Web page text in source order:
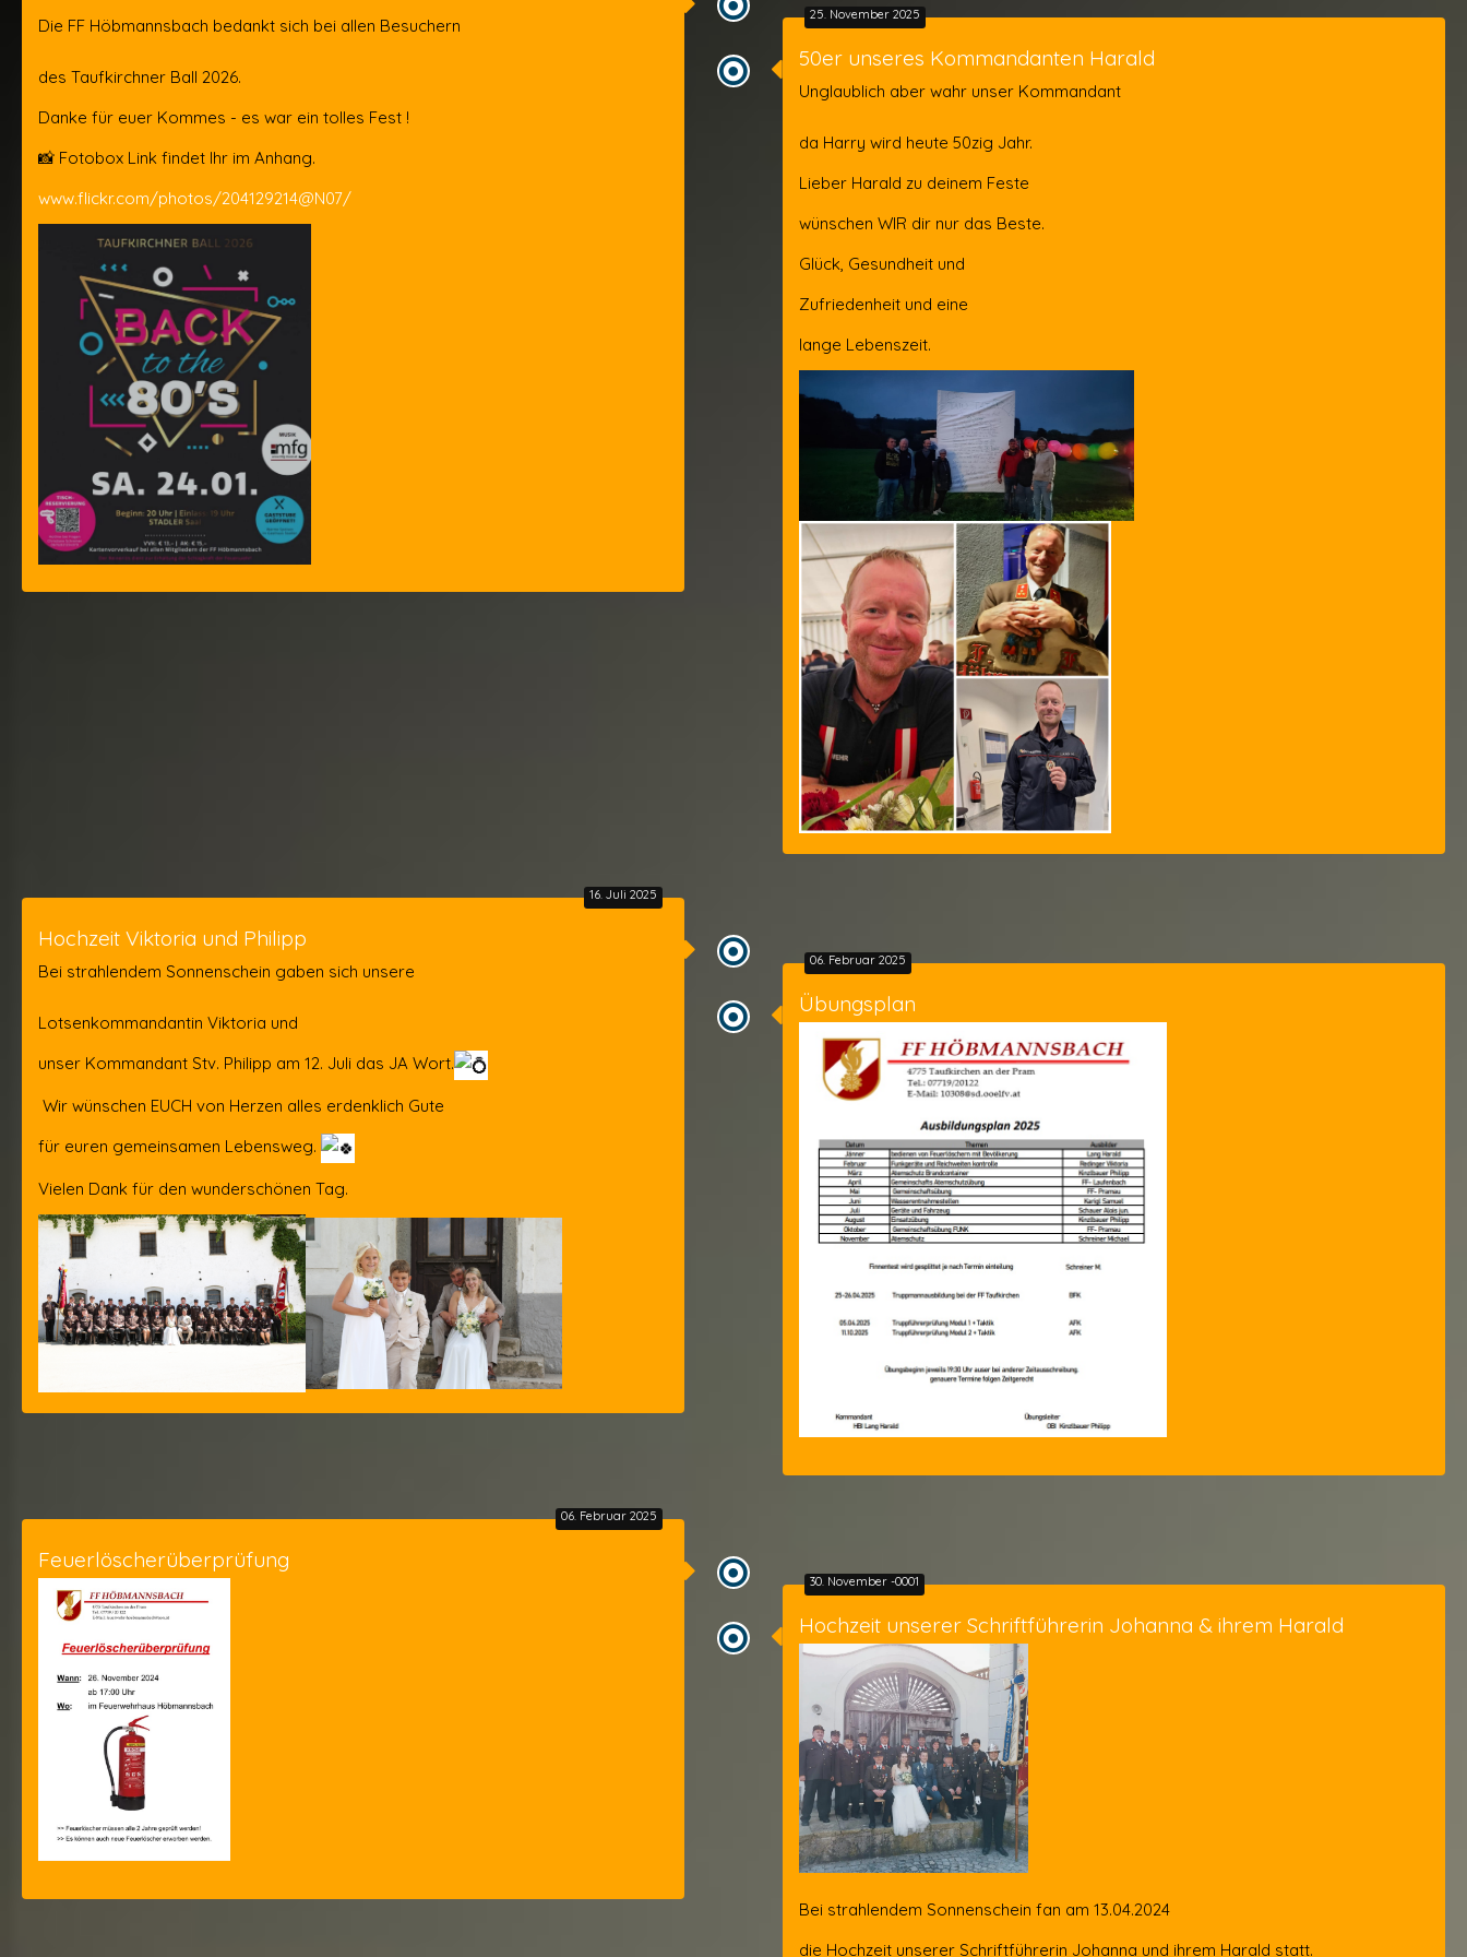
Die FF Höbmannsbach bedankt sich bei allen Besuchern
des Taufkirchner Ball 2026.
Danke für euer Kommes - es war ein tolles Fest !
📸 Fotobox Link findet Ihr im Anhang.
www.flickr.com/photos/204129214@N07/
25. November 2025
50er unseres Kommandanten Harald
Unglaublich aber wahr unser Kommandant
da Harry wird heute 50zig Jahr.
Lieber Harald zu deinem Feste
wünschen WIR dir nur das Beste.
Glück, Gesundheit und
Zufriedenheit und eine
lange Lebenszeit.
16. Juli 2025
Hochzeit Viktoria und Philipp
Bei strahlendem Sonnenschein gaben sich unsere
Lotsenkommandantin Viktoria und
unser Kommandant Stv. Philipp am 12. Juli das JA Wort.
Wir wünschen EUCH von Herzen alles erdenklich Gute
für euren gemeinsamen Lebensweg.
Vielen Dank für den wunderschönen Tag.
06. Februar 2025
Übungsplan
06. Februar 2025
Feuerlöscherüberprüfung
30. November -0001
Hochzeit unserer Schriftführerin Johanna & ihrem Harald
Bei strahlendem Sonnenschein fan am 13.04.2024
die Hochzeit unserer Schriftführerin Johanna und ihrem Harald statt.